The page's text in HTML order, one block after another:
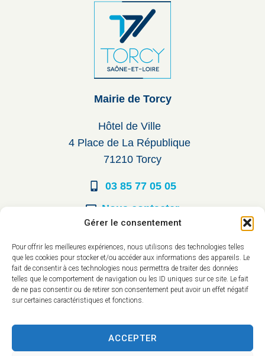
Gérer le consentement
Pour offrir les meilleures expériences, nous utilisons des technologies telles
que les cookies pour stocker et/ou accéder aux informations des appareils. Le
fait de consentir à ces technologies nous permettra de traiter des données
telles que le comportement de navigation ou les ID uniques sur ce site. Le fait
de ne pas consentir ou de retirer son consentement peut avoir un effet négatif
sur certaines caractéristiques et fonctions.
ACCEPTER
Mairie de Torcy
Hôtel de Ville
4 Place de La République
71210 Torcy
03 85 77 05 05
Nous contacter
Du lundi au vendredi :
8h30 à 12h00